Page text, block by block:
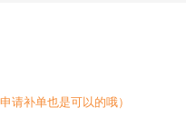
请补单也是可以的哦）